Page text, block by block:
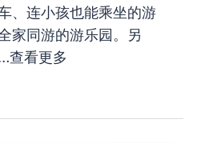
、连小孩也能乘坐的游
家同游的游乐园。另
查看更多